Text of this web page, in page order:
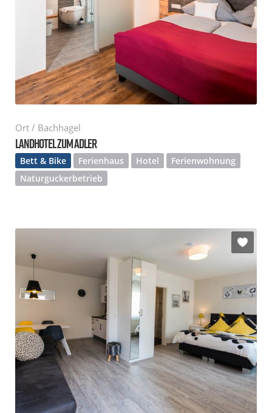
Ort / Bachhagel
LANDHOTEL ZUM ADLER
Bett & Bike Ferienhaus Hotel
Ferienwohnung
Naturguckerbetrieb